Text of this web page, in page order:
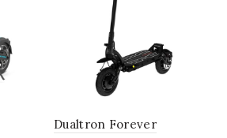
Dualtron Forever